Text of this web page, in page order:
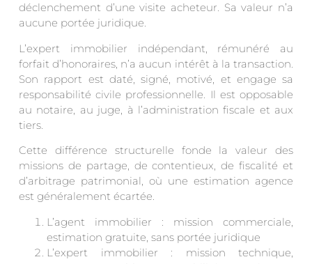
déclenchement d’une visite acheteur. Sa valeur n’a
aucune portée juridique.
L’expert immobilier indépendant, rémunéré au
forfait d’honoraires, n’a aucun intérêt à la transaction.
Son rapport est daté, signé, motivé, et engage sa
responsabilité civile professionnelle. Il est opposable
au notaire, au juge, à l’administration fiscale et aux
tiers.
Cette différence structurelle fonde la valeur des
missions de partage, de contentieux, de fiscalité et
d’arbitrage patrimonial, où une estimation agence
est généralement écartée.
L’agent immobilier : mission commerciale,
estimation gratuite, sans portée juridique
L’expert immobilier : mission technique,